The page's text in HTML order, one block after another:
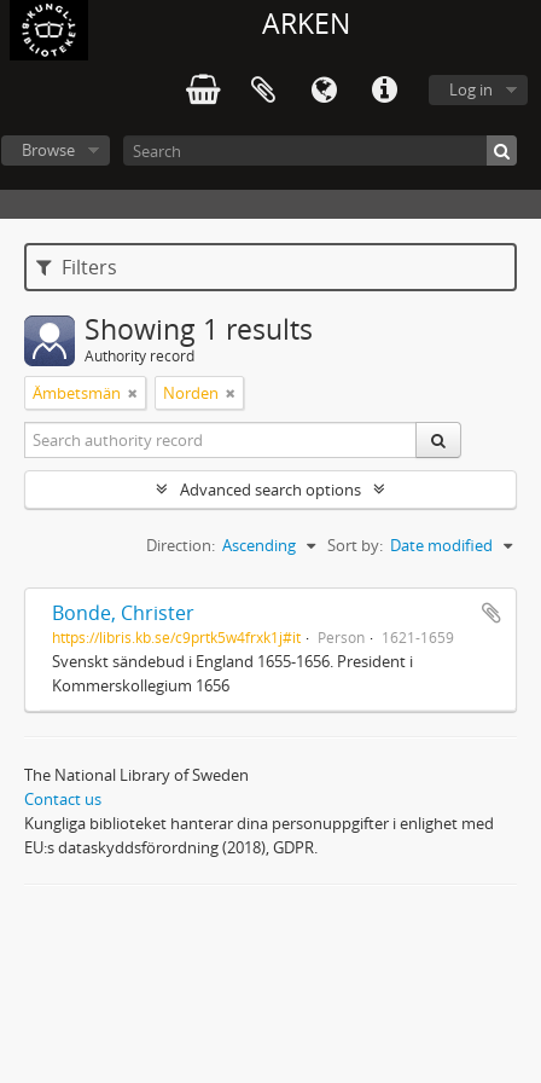
ARKEN
Log in
Browse
Filters
Showing 1 results
Authority record
Ämbetsmän Norden
Advanced search options
Sort by: Date modified
Direction: Ascending
Bonde, Christer
https://libris.kb.se/c9prtk5w4frxk1j#it Person 1621-1659
Svenskt sändebud i England 1655-1656. President i
Kommerskollegium 1656
The National Library of Sweden
Contact us
Kungliga biblioteket hanterar dina personuppgifter i enlighet med
EU:s dataskyddsförordning (2018), GDPR.